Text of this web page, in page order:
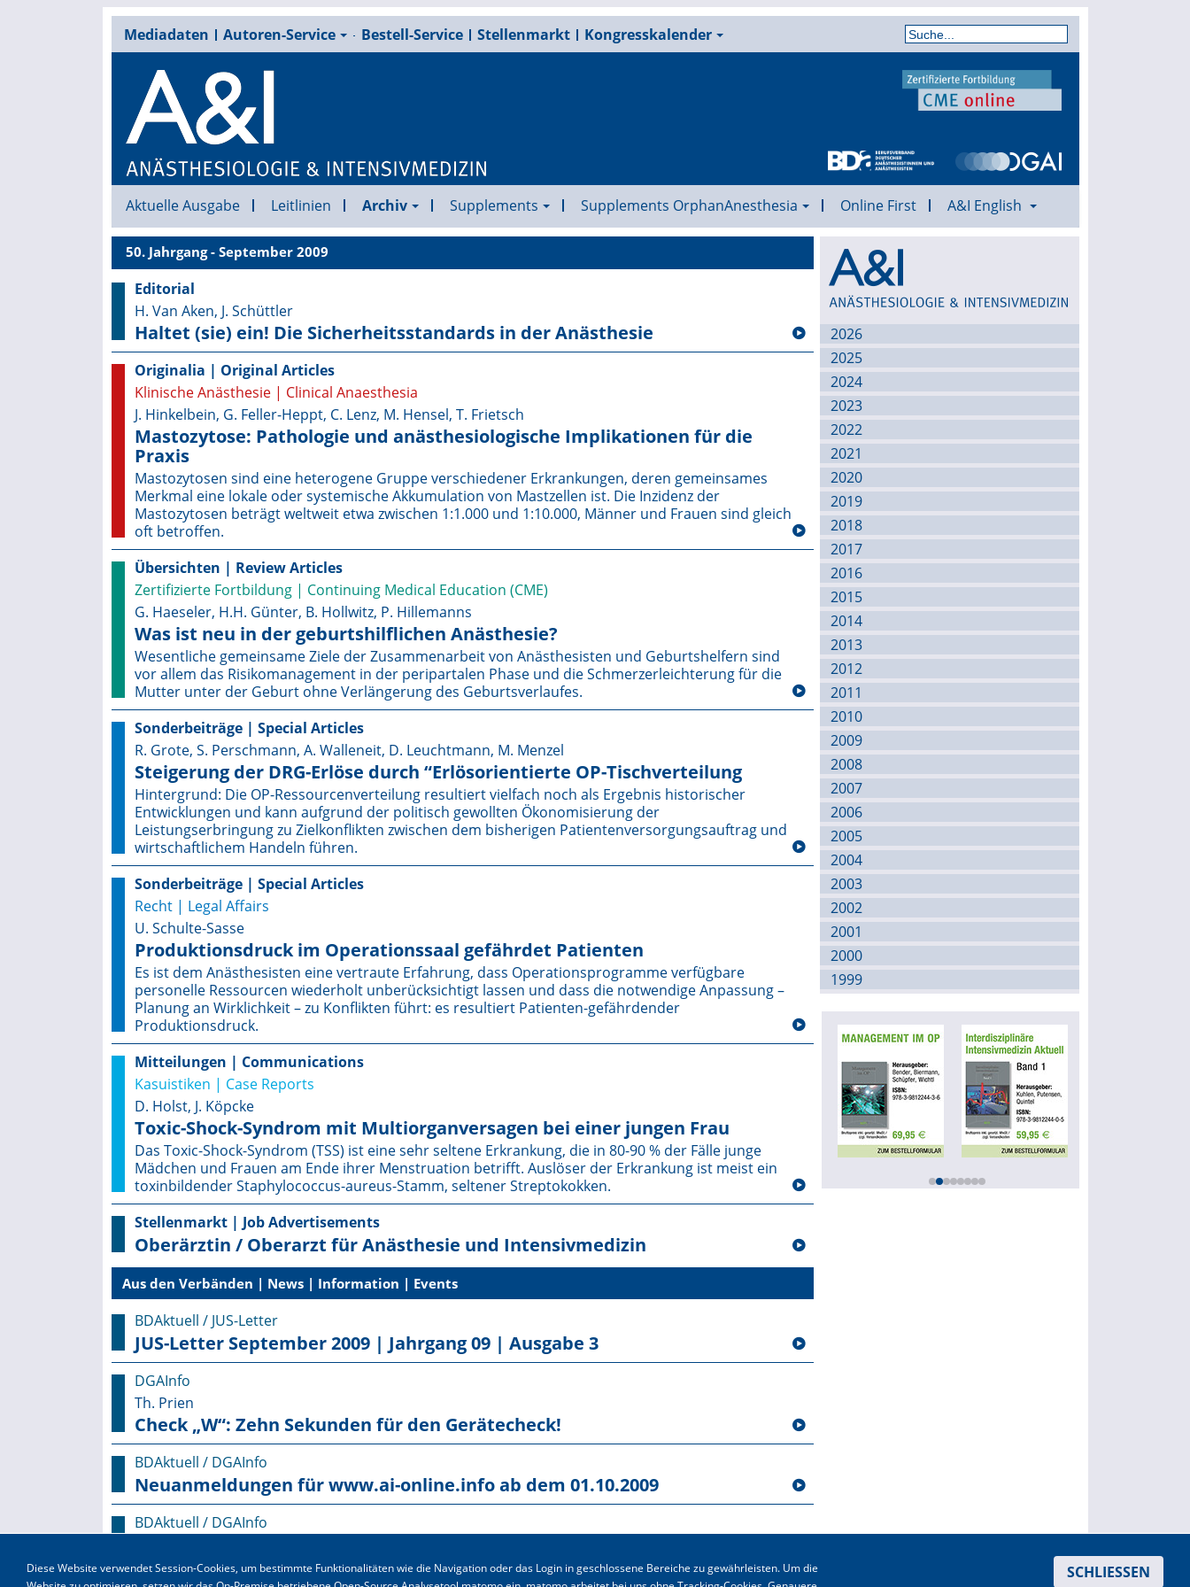
Mediadaten Autoren-Service Bestell-Service Stellenmarkt Kongresskalender
Aktuelle Ausgabe Leitlinien Archiv Supplements Supplements OrphanAnesthesia Online First A&I English
50. Jahrgang - September 2009
Editorial
H. Van Aken, J. Schüttler
Haltet (sie) ein! Die Sicherheitsstandards in der Anästhesie
Originalia | Original Articles
Klinische Anästhesie | Clinical Anaesthesia
J. Hinkelbein, G. Feller-Heppt, C. Lenz, M. Hensel, T. Frietsch
Mastozytose: Pathologie und anästhesiologische Implikationen für die
Praxis
Mastozytosen sind eine heterogene Gruppe verschiedener Erkrankungen, deren gemeinsames
Merkmal eine lokale oder systemische Akkumulation von Mastzellen ist. Die Inzidenz der
Mastozytosen beträgt weltweit etwa zwischen 1:1.000 und 1:10.000, Männer und Frauen sind gleich
oft betroffen.
Übersichten | Review Articles
Zertifizierte Fortbildung | Continuing Medical Education (CME)
G. Haeseler, H.H. Günter, B. Hollwitz, P. Hillemanns
Was ist neu in der geburtshilflichen Anästhesie?
Wesentliche gemeinsame Ziele der Zusammenarbeit von Anästhesisten und Geburtshelfern sind
vor allem das Risiko­manage­ment in der peripartalen Phase und die Schmerzer­leichte­rung für die
Mutter unter der Geburt ohne Verlängerung des Geburtsverlaufes.
Sonderbeiträge | Special Articles
R. Grote, S. Perschmann, A. Walleneit, D. Leuchtmann, M. Menzel
Steigerung der DRG-Erlöse durch “Erlösorientierte OP-Tischverteilung
Hintergrund: Die OP-Ressourcenverteilung resultiert vielfach noch als Ergebnis historischer
Entwicklungen und kann aufgrund der politisch gewollten Ökonomisierung der
Leistungserbringung zu Zielkonflikten zwischen dem bisherigen Patientenversorgungsauftrag und
wirtschaftlichem Handeln führen.
Sonderbeiträge | Special Articles
Recht | Legal Affairs
U. Schulte-Sasse
Produktionsdruck im Operationssaal gefährdet Patienten
Es ist dem Anästhesisten eine vertraute Erfahrung, dass Operationsprogramme verfügbare
personelle Ressourcen wiederholt unberück­sichtigt lassen und dass die notwendige Anpassung –
Planung an Wirklichkeit – zu Konflikten führt: es resultiert Patienten-gefährdender
Produktionsdruck.
Mitteilungen | Communications
Kasuistiken | Case Reports
D. Holst, J. Köpcke
Toxic-Shock-Syndrom mit Multiorganversagen bei einer jungen Frau
Das Toxic-Shock-Syndrom (TSS) ist eine sehr seltene Erkrankung, die in 80-90 % der Fälle junge
Mädchen und Frauen am Ende ihrer Menstruation betrifft. Auslöser der Erkrankung ist meist ein
toxinbildender Staphylococcus-aureus-Stamm, seltener Streptokokken.
Stellenmarkt | Job Advertisements
Oberärztin / Oberarzt für Anästhesie und Intensivmedizin
Aus den Verbänden | News | Information | Events
BDAktuell / JUS-Letter
JUS-Letter September 2009 | Jahrgang 09 | Ausgabe 3
DGAInfo
Th. Prien
Check „W“: Zehn Sekunden für den Gerätecheck!
BDAktuell / DGAInfo
Neuanmeldungen für www.ai-online.info ab dem 01.10.2009
BDAktuell / DGAInfo
Archiv
2026
2025
2024
2023
2022
2021
2020
2019
2018
2017
2016
2015
2014
2013
2012
2011
2010
2009
2008
2007
2006
2005
2004
2003
2002
2001
2000
1999
Diese Website verwendet Session-Cookies, um bestimmte Funktionalitäten wie die Navigation oder das Login in geschlossene Bereiche zu gewährleisten. Um die
SCHLIESSEN